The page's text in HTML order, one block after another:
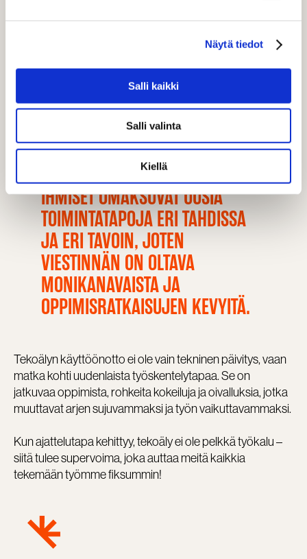
Näytä tiedot
Salli kaikki
Salli valinta
Kiellä
läpinäkyvästi ja eettisesti kestävällä tavalla. Tämä
korostuu erityisesti asiantuntijaorganisaatioissa, joissa
asiakasluottamus, datan luotettavuus ja vastuullisuus
IHMISET OMAKSUVAT UUSIA
TOIMINTATAPOJA ERI TAHDISSA
JA ERI TAVOIN, JOTEN
VIESTINNÄN ON OLTAVA
MONIKANAVAISTA JA
OPPIMISRATKAISUJEN KEVYITÄ.
Tekoälyn käyttöönotto ei ole vain tekninen päivitys, vaan
matka kohti uudenlaista työskentelytapaa. Se on
jatkuvaa oppimista, rohkeita kokeiluja ja oivalluksia, jotka
muuttavat arjen sujuvammaksi ja työn vaikuttavammaksi.
Kun ajattelutapa kehittyy, tekoäly ei ole pelkkä työkalu –
siitä tulee supervoima, joka auttaa meitä kaikkia
tekemään työmme fiksummin!